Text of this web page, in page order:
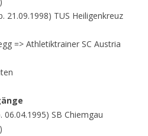
21.09.1998) TUS Heiligenkreuz
=> Athletiktrainer SC Austria
SB Chiemgau